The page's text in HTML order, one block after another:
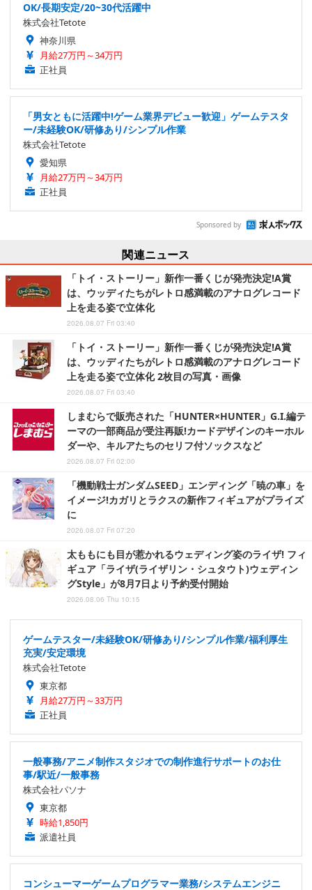
OK/長期安定/20~30代活躍中
株式会社Tetote
神奈川県
月給27万円～34万円
正社員
「男女ともに活躍中!ゲーム業界デビュー歓迎」ゲームテスタ
ー/未経験OK/研修あり/シンプル作業
株式会社Tetote
愛知県
月給27万円～34万円
正社員
Sponsored by
関連ニュース
「トイ・ストーリー」新作一番くじが発売決定!A賞
は、ウッディたちがレトロ感満載のアナログレコード
上を走る姿で立体化
2026.08.07 Fri 03:40
「トイ・ストーリー」新作一番くじが発売決定!A賞
は、ウッディたちがレトロ感満載のアナログレコード
上を走る姿で立体化 2枚目の写真・画像
2026.08.07 Fri 03:40
しまむらで販売された「HUNTER×HUNTER」G.I.編テ
ーマの一部商品が受注再販!カードデザインのキーホル
ダーや、キルアたちのセリフ付ソックスなど
2026.08.07 Fri 02:00
「機動戦士ガンダムSEED」エンディング「暁の車」を
イメージ!カガリとラクスの新作フィギュアがプライズ
に
2026.08.07 Fri 07:20
太ももにも目が惹かれるウェディング姿のライザ! フィ
ギュア「ライザ(ライザリン・シュタウト)ウェディン
グStyle」が8月7日より予約受付開始
2026.08.06 Thu 10:15
ゲームテスター/未経験OK/研修あり/シンプル作業/福利厚生
充実/安定環境
株式会社Tetote
東京都
月給27万円～33万円
正社員
一般事務/アニメ制作スタジオでの制作進行サポートのお仕
事/駅近/一般事務
株式会社パソナ
東京都
時給1,850円
派遣社員
コンシューマーゲームプログラマー業務/システムエンジニ